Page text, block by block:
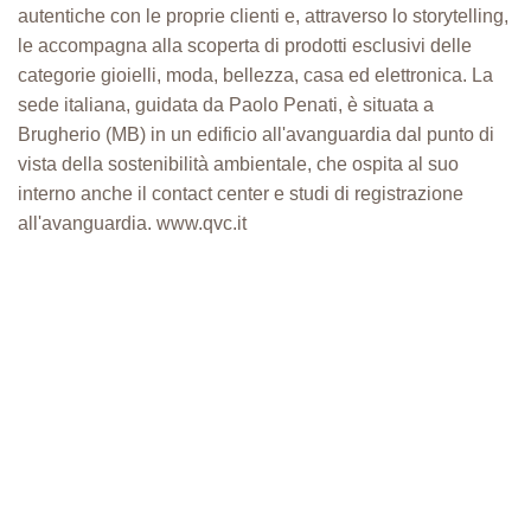
autentiche con le proprie clienti e, attraverso lo storytelling,
le accompagna alla scoperta di prodotti esclusivi delle
categorie gioielli, moda, bellezza, casa ed elettronica. La
sede italiana, guidata da Paolo Penati, è situata a
Brugherio (MB) in un edificio all'avanguardia dal punto di
vista della sostenibilità ambientale, che ospita al suo
interno anche il contact center e studi di registrazione
all'avanguardia. www.qvc.it